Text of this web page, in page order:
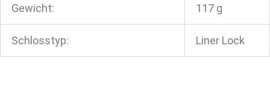
Gewicht: 117 g
Schlosstyp: Liner Lock